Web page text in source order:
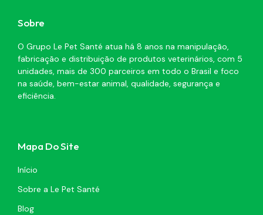
Sobre
O Grupo Le Pet Santé atua há 8 anos na manipulação,
fabricação e distribuição de produtos veterinários, com 5
unidades, mais de 300 parceiros em todo o Brasil e foco
na saúde, bem-estar animal, qualidade, segurança e
eficiência.
Mapa Do Site
Início
Sobre a Le Pet Santé
Blog